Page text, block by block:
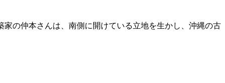
の仲本さんは、南側に開けている立地を生かし、沖縄の古